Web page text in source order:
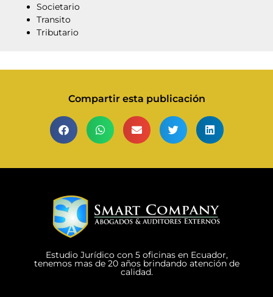
Societario
Transito
Tributario
Compartir esta publicación
Estudio Jurídico con 5 oficinas en Ecuador,
tenemos mas de 20 años brindando atención de
calidad.